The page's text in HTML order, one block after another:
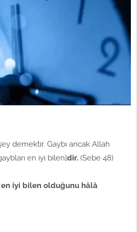
demektir. Gaybı ancak Allah
en iyi bilen]dir. (Sebe 48)
en iyi bilen olduğunu hâlâ